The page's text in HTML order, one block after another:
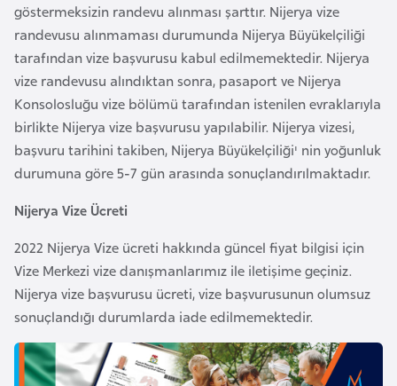
göstermeksizin randevu alınması şarttır. Nijerya vize
randevusu alınmaması durumunda Nijerya Büyükelçiliği
tarafından vize başvurusu kabul edilmemektedir. Nijerya
vize randevusu alındıktan sonra, pasaport ve Nijerya
Konsolosluğu vize bölümü tarafından istenilen evraklarıyla
birlikte Nijerya vize başvurusu yapılabilir. Nijerya vizesi,
başvuru tarihini takiben, Nijerya Büyükelçiliği' nin yoğunluk
durumuna göre 5-7 gün arasında sonuçlandırılmaktadır.
Nijerya Vize Ücreti
2022 Nijerya Vize ücreti hakkında güncel fiyat bilgisi için
Vize Merkezi vize danışmanlarımız ile iletişime geçiniz.
Nijerya vize başvurusu ücreti, vize başvurusunun olumsuz
sonuçlandığı durumlarda iade edilmemektedir.
C
i
b
u
t
i
Ç
i
D
a
n
i
m